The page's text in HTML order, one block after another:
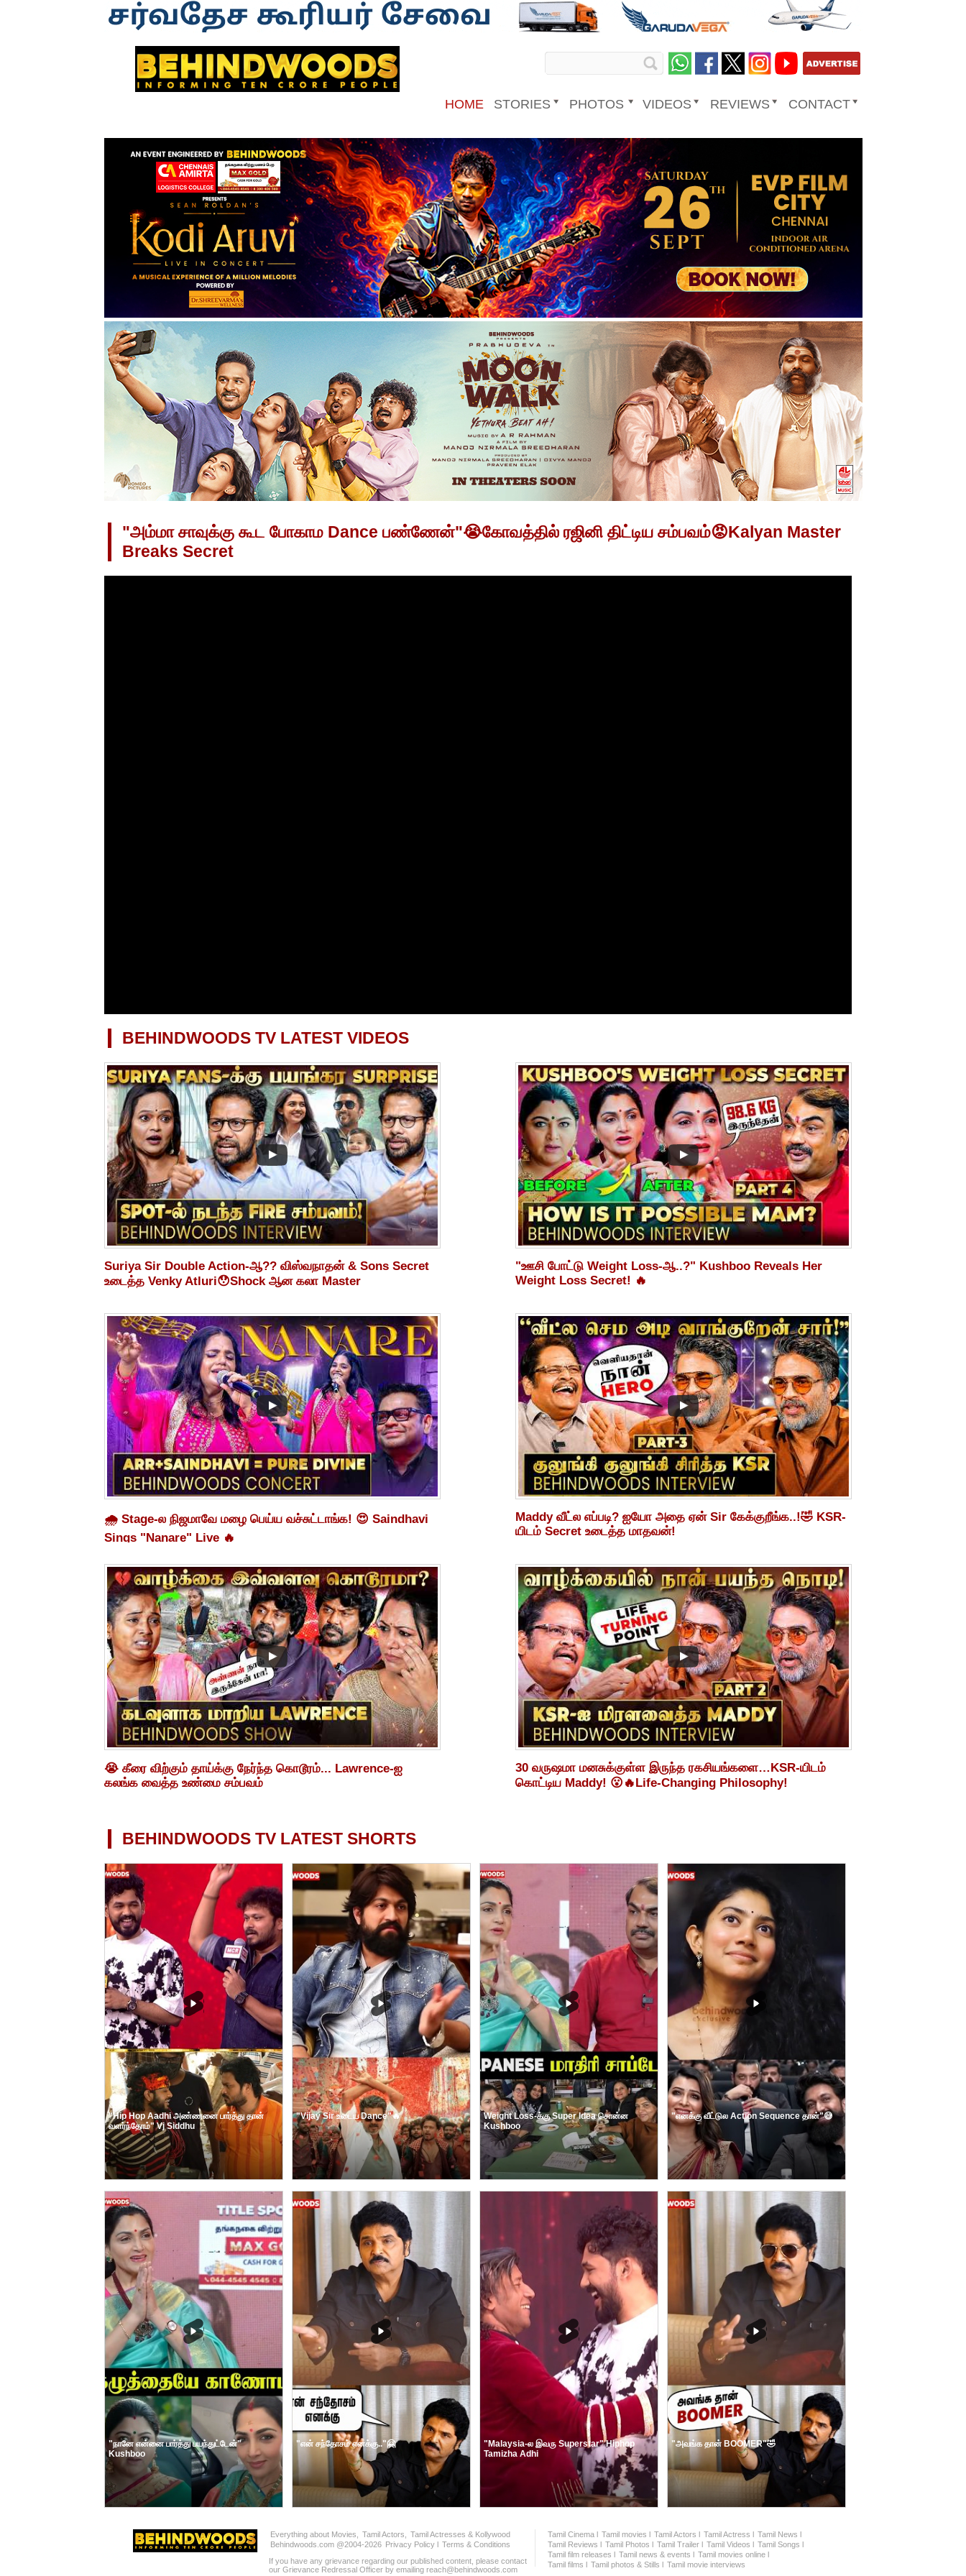
HOME STORIES PHOTOS VIDEOS REVIEWS CONTACT
"அம்மா சாவுக்கு கூட போகாம Dance பண்ணேன்"😭கோவத்தில் ரஜினி திட்டிய சம்பவம்😡Kalyan Master
Breaks Secret
BEHINDWOODS TV LATEST VIDEOS
Suriya Sir Double Action-ஆ?? விஸ்வநாதன் & Sons Secret
உடைத்த Venky Atluri😯Shock ஆன கலா Master
"ஊசி போட்டு Weight Loss-ஆ..?" Kushboo Reveals Her
Weight Loss Secret! 🔥
🌧️ Stage-ல நிஜமாவே மழை பெய்ய வச்சுட்டாங்க! 😍 Saindhavi
Sings "Nanare" Live 🔥
Maddy வீட்ல எப்படி? ஐயோ அதை ஏன் Sir கேக்குறீங்க..!🤣 KSR-
யிடம் Secret உடைத்த மாதவன்!
😭 கீரை விற்கும் தாய்க்கு நேர்ந்த கொடூரம்... Lawrence-ஐ
கலங்க வைத்த உண்மை சம்பவம்
30 வருஷமா மனசுக்குள்ள இருந்த ரகசியங்களை…KSR-யிடம்
கொட்டிய Maddy! 😮🔥Life-Changing Philosophy!
BEHINDWOODS TV LATEST SHORTS
"Hip Hop Aadhi அண்ணனை பார்த்து தான்
வளர்ந்தோம்" Vj Siddhu
"Vijay Sir உடைய Dance"🔥
Weight Loss-க்கு Super Idea சொன்ன
Kushboo
"எனக்கு வீட்டுல Action Sequence தான்"😅
"நானே என்னை பார்த்து பயந்துட்டேன்"
Kushboo
"என் சந்தோசம் எனக்கு.."🤗
"Malaysia-ல இவரு Superstar" Hiphop
Tamizha Adhi
"அவங்க தான் BOOMER"🤣
Everything about Movies, Tamil Actors,
Tamil Actresses & Kollywood
Behindwoods.com @2004-2026 Privacy Policy l Terms & Conditions
If you have any grievance regarding our published content, please contact
our Grievance Redressal Officer by emailing reach@behindwoods.com
Tamil Cinema l Tamil movies l Tamil Actors l Tamil Actress l Tamil News l
Tamil Reviews l Tamil Photos l Tamil Trailer l Tamil Videos l Tamil Songs l
Tamil film releases l Tamil news & events l Tamil movies online l
Tamil films l Tamil photos & Stills l Tamil movie interviews